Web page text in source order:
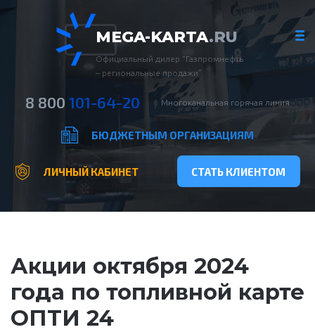
MEGA-KARTA.RU
Официальный дилер “Газпромнефть
– региональные продажи”
8 800 101-64-20 Многоканальная горячая линия
БЮДЖЕТНЫМ ОРГАНИЗАЦИЯМ
ЛИЧНЫЙ КАБИНЕТ СТАТЬ КЛИЕНТОМ
Акции октября 2024
года по топливной карте
ОПТИ 24